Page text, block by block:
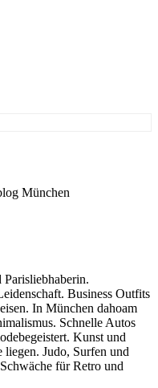
Business Outfits
In München dahoam
Schnelle Autos
Kunst und
Judo, Surfen und
für Retro und